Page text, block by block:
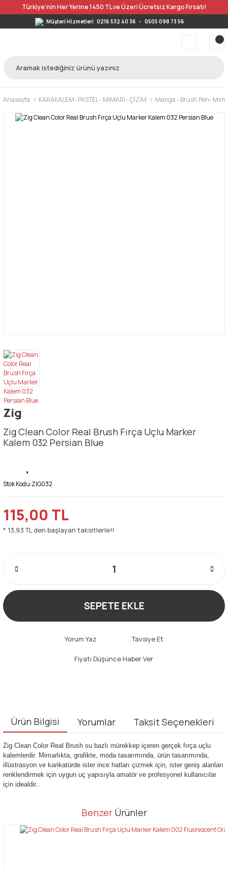
Türkiye’nin Her Yerine 1450 TL ve Üzeri Ücretsiz Kargo Fırsatı!
Müşteri Hizmetleri 0216 532 40 36 - 0505 098 73 56
Anasayfa KARAKALEM- PASTEL - MİMARİ - ÇİZİM Manga - Brush Pen-
Zig
Zig Clean Color Real Brush Fırça Uçlu Marker
Kalem 032 Persian Blue
Stok Kodu:ZIG032
115,00 TL
* 13,93 TL den başlayan taksitlerle!!
SEPETE EKLE
Yorum Yaz Tavsiye Et
Fiyatı Düşünce Haber Ver
Ürün Bilgisi Yorumlar Taksit Seçenekleri
Zig Clean Color Real Brush su bazlı mürekkep içeren gerçek fırça uçlu
kalemlerdir. Mimarlıkta, grafikte, moda tasarımında, ürün tasarımında,
illüstrasyon ve karikatürde ister ince hatları çizmek için, ister geniş alanları
renklendirmek için uygun uç yapısıyla amatör ve profesyonel kullanıcılar
için idealdir..
Bu ürüne ilk yorumu siz yapın!
Bu ürünün fiyat bilgisi, resim, ürün açıklamalarında ve diğer
tarafımıza iletebilirsiniz.
Benzer Ürünler